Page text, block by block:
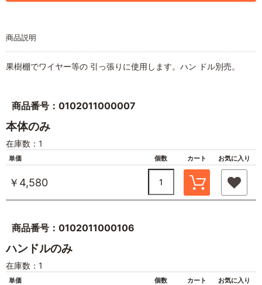
商品説明
果樹棚でワイヤー等の 引っ張りに使用します。ハン ドル別売。
商品番号：0102011000007
本体のみ
在庫数：1
単価 個数 カート お気に入り
￥4,580
商品番号：0102011000106
ハンドルのみ
在庫数：1
単価 個数 カート お気に入り